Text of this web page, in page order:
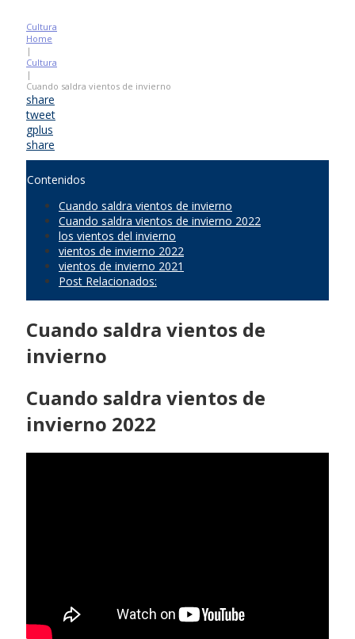
Cultura
Home
|
Cultura
|
Cuando saldra vientos de invierno
share
tweet
gplus
share
Contenidos
Cuando saldra vientos de invierno
Cuando saldra vientos de invierno 2022
los vientos del invierno
vientos de invierno 2022
vientos de invierno 2021
Post Relacionados:
Cuando saldra vientos de
invierno
Cuando saldra vientos de
invierno 2022